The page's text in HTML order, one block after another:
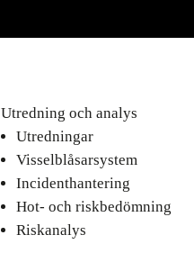
Utredning och analys
Utredningar
Visselblåsarsystem
Incidenthantering
Hot- och riskbedömning
Riskanalys